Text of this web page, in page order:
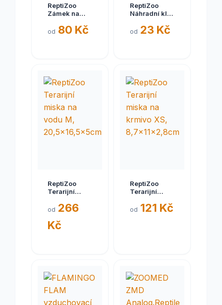
ReptiZoo
Zámek na
skleněná
od 80 Kč
ReptiZoo
Náhradní klíč
pro
od 23 Kč
ReptiZoo
Terarijní
vodu M,
od 266
Kč
ReptiZoo
Terarijní
krmivo XS,
od 121 Kč